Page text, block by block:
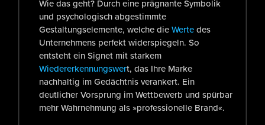
Wie das geht? Durch eine prägnante Symbolik
und psychologisch abgestimmte
Gestaltungselemente, welche dieWertedes
Unternehmens perfekt widerspiegeln. So
entsteht ein Signet mit starkem
Wiedererkennungswert, das Ihre Marke
nachhaltig im Gedächtnis verankert. Ein
deutlicher Vorsprung im Wettbewerb und spürbar
mehr Wahrnehmung als »professionelle Brand«.